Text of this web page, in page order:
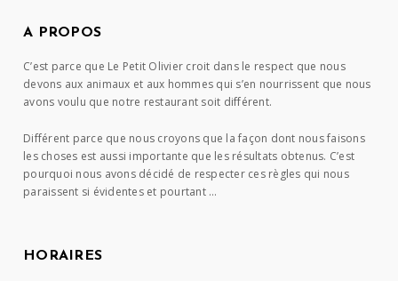
A PROPOS
C’est parce que Le Petit Olivier croit dans le respect que nous
devons aux animaux et aux hommes qui s’en nourrissent que nous
avons voulu que notre restaurant soit différent.
Différent parce que nous croyons que la façon dont nous faisons
les choses est aussi importante que les résultats obtenus. C’est
pourquoi nous avons décidé de respecter ces règles qui nous
paraissent si évidentes et pourtant …
HORAIRES